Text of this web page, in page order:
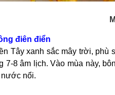
điên điển
Tây xanh sắc mây trời,
7-8 âm lịch. Vào mùa này,
nước nổi.